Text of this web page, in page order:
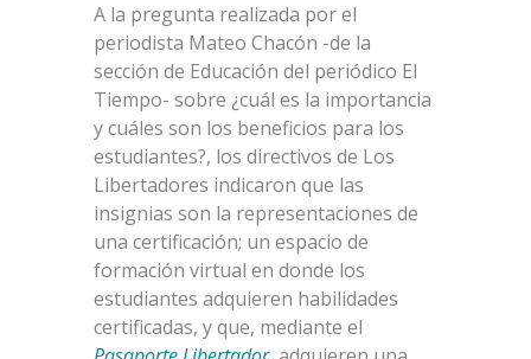
A la pregunta realizada por el
periodista Mateo Chacón -de la
sección de Educación del periódico El
Tiempo- sobre ¿cuál es la importancia
y cuáles son los beneficios para los
estudiantes?, los directivos de Los
Libertadores indicaron que las
insignias son la representaciones de
una certificación; un espacio de
formación virtual en donde los
estudiantes adquieren habilidades
certificadas, y que, mediante el